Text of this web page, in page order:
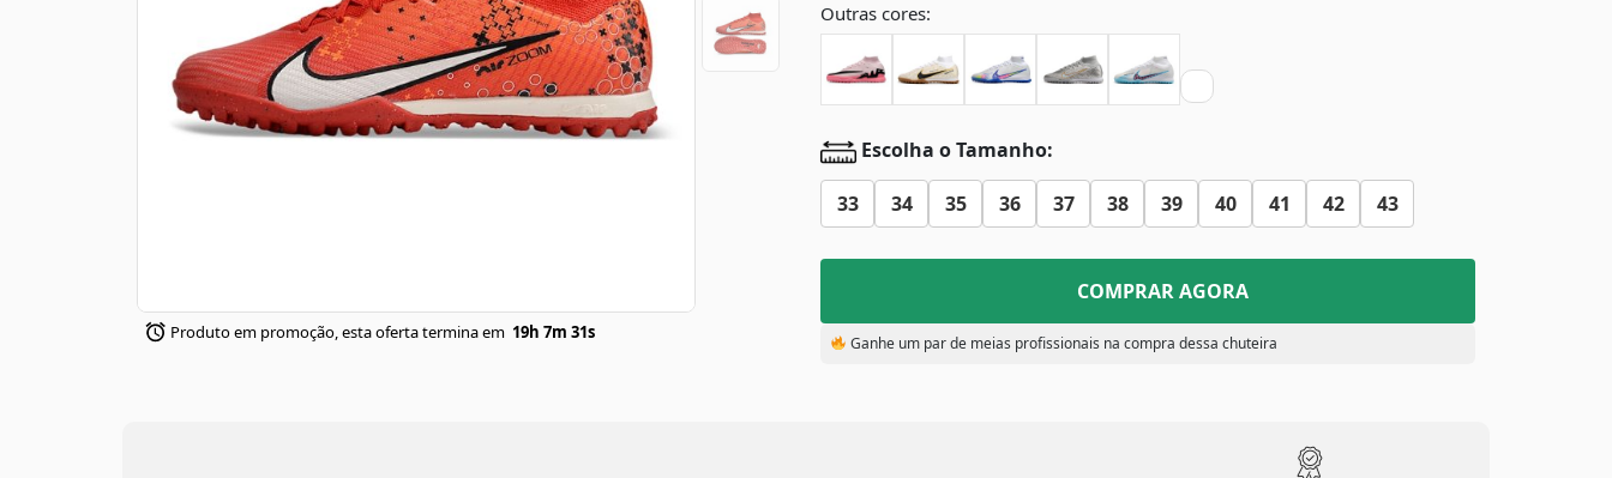
Produto em promoção, esta oferta termina em 19h 7m 30s
Outras cores:
Escolha o Tamanho:
33 34 35 36 37 38 39 40 41 42 43
COMPRAR AGORA
Ganhe um par de meias profissionais na compra dessa chuteira